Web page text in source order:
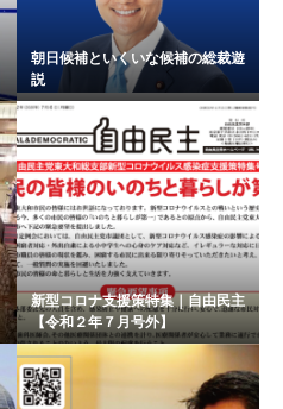
朝日候補といくいな候補の総裁遊
説
新型コロナ支援策特集｜自由民主
【令和２年７月号外】